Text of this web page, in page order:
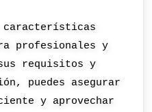
características
profesionales y
requisitos y
puedes asegurar
y aprovechar